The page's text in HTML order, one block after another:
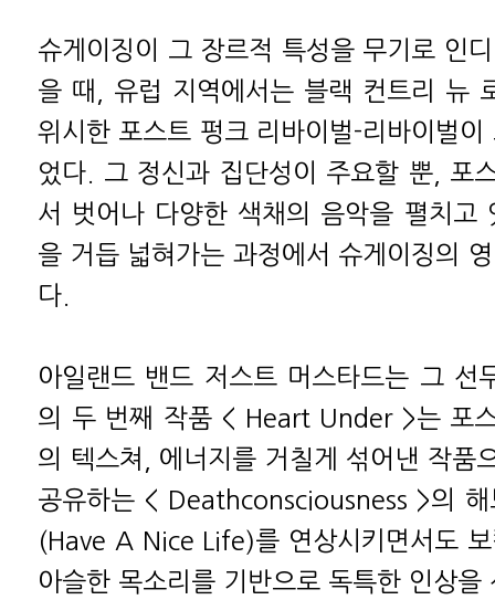
슈게이징이 그 장르적 특성을 무기로 인
을 때, 유럽 지역에서는 블랙 컨트리 뉴
위시한 포스트 펑크 리바이벌-리바이벌
었다. 그 정신과 집단성이 주요할 뿐, 포
서 벗어나 다양한 색채의 음악을 펼치고
을 거듭 넓혀가는 과정에서 슈게이징의
다.
아일랜드 밴드 저스트 머스타드는 그 선
의 두 번째 작품 < Heart Under >는 포
의 텍스쳐, 에너지를 거칠게 섞어낸 작품
공유하는 < Deathconsciousness >의
(Have A Nice Life)를 연상시키면서도
아슬한 목소리를 기반으로 독특한 인상을